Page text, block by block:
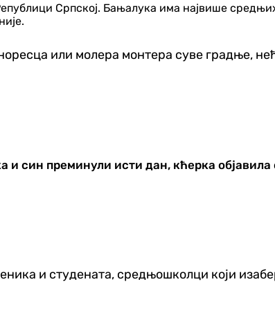
Српској. Бањалука има највише
или молера монтера суве градње,
и син преминули исти дан, кћерка
и студената, средњошколци који